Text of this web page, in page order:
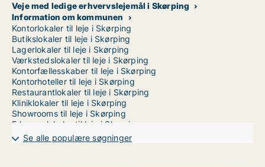
Veje med ledige erhvervslejemål i Skørping
Information om kommunen
Kontorlokaler til leje i Skørping
Butikslokaler til leje i Skørping
Lagerlokaler til leje i Skørping
Værkstedslokaler til leje i Skørping
Kontorfællesskaber til leje i Skørping
Kontorhoteller til leje i Skørping
Restaurantlokaler til leje i Skørping
Kliniklokaler til leje i Skørping
Showrooms til leje i Skørping
Erhvervslokaler til leje i Skørping
Erhvervsgrunde til leje i Skørping
Garager til leje i Skørping
Se alle populære søgninger